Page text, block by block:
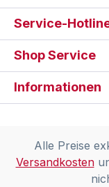
Service-
Shop Service
Informationen
Alle Preise
Versandkosten